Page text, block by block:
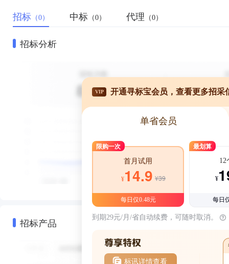
招标 （0） 中标 （0） 代理 （0）
招标分析
招标产品
VIP 开通寻标宝会员，查看更多招采
单省会员
限购一次
首月试用
¥14.9 ¥39
每日仅0.48元
最划算
12
¥
每日
到期29元/月/省自动续费，可随时取消。
标讯详情查看